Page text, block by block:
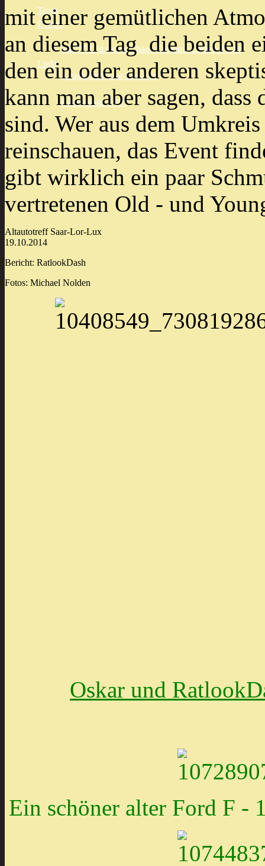
Team
Events
Rat 'N' Old meets Chaos Customs Cöthen 2K14
Altautotreff Saar-Lor-Lux
Rattenplage 2015
Links
mit einer gemütlichen
an diesem Tag die beiden
den ein oder anderen
kann man aber sagen,
sind. Wer aus dem
reinschauen, das Event
gibt wirklich ein paar
vertretenen Old - und
Altautotreff Saar-Lor-Lux
19.10.2014
Bericht: RatlookDash
Fotos: Michael Nolden
Oskar und
Ein schöner alter Ford F -